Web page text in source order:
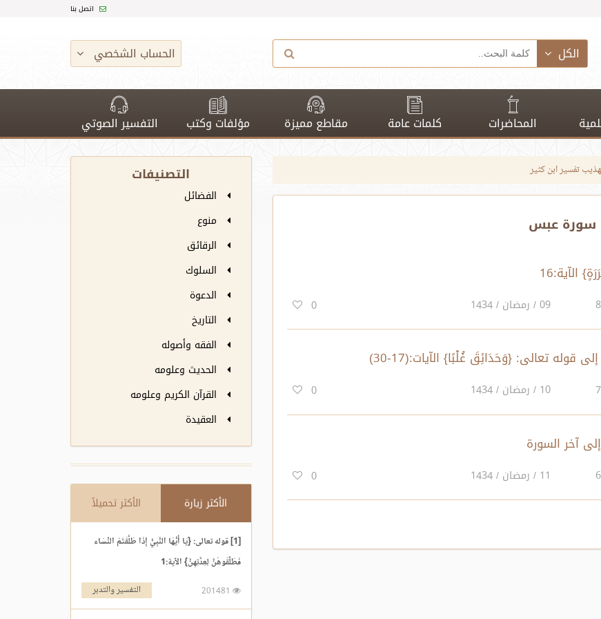
اتصل بنا
الكل الحساب الشخصي
المحاضرات كلمات عامة مقاطع مميزة مؤلفات وكتب التفسير الصوتي
تفسير ابن كثير
سورة عبس
09 / رمضان / 1434 0
10 / رمضان / 1434 0
11 / رمضان / 1434 0
التصنيفات
الفضائل
منوع
الرقائق
السلوك
الدعوة
التاريخ
الفقه وأصوله
الحديث وعلومه
القرآن الكريم وعلومه
العقيدة
الأكثر زيارة الأكثر تحميلاً
[1] قوله تعالى: {يَا أَيُّهَا النَّبِيُّ إِذَا طَلَّقْتُمُ النِّسَاء
فَطَلِّقُوهُنَّ لِعِدَّتِهِنَّ} الآية:1
التفسير والتدبر